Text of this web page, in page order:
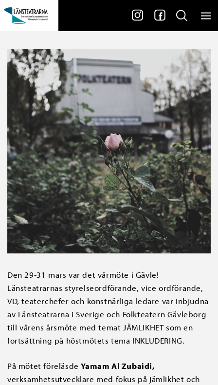
Den 29-31 mars var det vårmöte i Gävle!
Länsteatrarnas styrelseordförande, vice ordförande,
VD, teaterchefer och konstnärliga ledare var inbjudna
av Länsteatrarna i Sverige och Folkteatern Gävleborg
till vårens årsmöte med temat JÄMLIKHET som en
fortsättning på höstmötets tema INKLUDERING.
På mötet föreläsdeYamam Al Zubaidi,
verksamhetsutvecklare med fokus på jämlikhet och